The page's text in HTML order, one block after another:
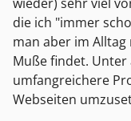
die ich "immer
man aber im
Muße findet. Unter
umfangreichere
Webseiten